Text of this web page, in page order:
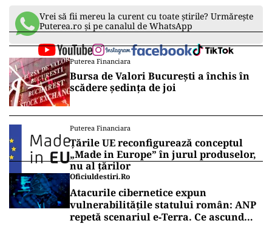
Vrei să fii mereu la curent cu toate știrile? Urmărește
Puterea.ro și pe canalul de WhatsApp
Puterea Financiara
Bursa de Valori București a închis în
scădere ședința de joi
Puterea Financiara
Țările UE reconfigurează conceptul
„Made in Europe” în jurul produselor,
nu al țărilor
Oficiuldestiri.ro
Atacurile cibernetice expun
vulnerabilitățile statului român: ANP
repetă scenariul e‑Terra. Ce ascund